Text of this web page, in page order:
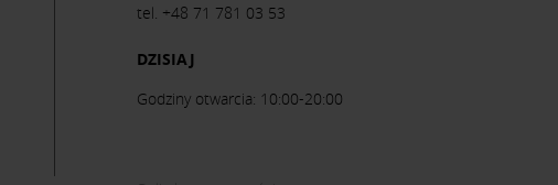
tel. +48 71 781 03 53
DZISIAJ
Godziny otwarcia: 10:00-20:00